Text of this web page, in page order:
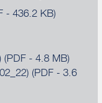
- 436.2 KB)
(PDF - 4.8 MB)
(PDF - 3.6